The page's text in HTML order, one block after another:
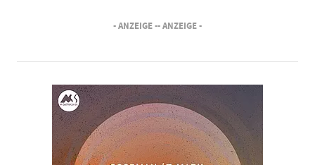
- ANZEIGE -- ANZEIGE -